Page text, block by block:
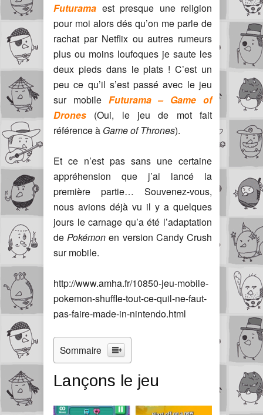
Futurama est presque une religion
pour moi alors dés qu’on me parle de
rachat par Netflix ou autres rumeurs
plus ou moins loufoques je saute les
deux pieds dans le plats ! C’est un
peu ce qu’il s’est passé avec le jeu
sur mobile Futurama – Game of
Drones (Oui, le jeu de mot fait
référence à Game of Thrones).
Et ce n’est pas sans une certaine
appréhension que j’ai lancé la
première partie… Souvenez-vous,
nous avions déjà vu il y a quelques
jours le carnage qu’a été l’adaptation
dePokémon en version Candy Crush
sur mobile.
http://www.amha.fr/10850-jeu-mobile-
pokemon-shuffle-tout-ce-quil-ne-faut-
pas-faire-made-in-nintendo.html
Sommaire
Lançons le jeu